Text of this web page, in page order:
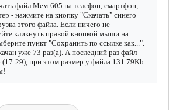
файл Мем-605 на телефон, смартфон,
- нажмите на кнопку "Скачать" синего
этого файла. Если ничего не
кликнуть правой кнопкой мыши на
пункт "Сохранить по ссылке как...".
уже 73 раз(а). А последний раз файл
(17:29), при этом размер у файла 131.79Kb.